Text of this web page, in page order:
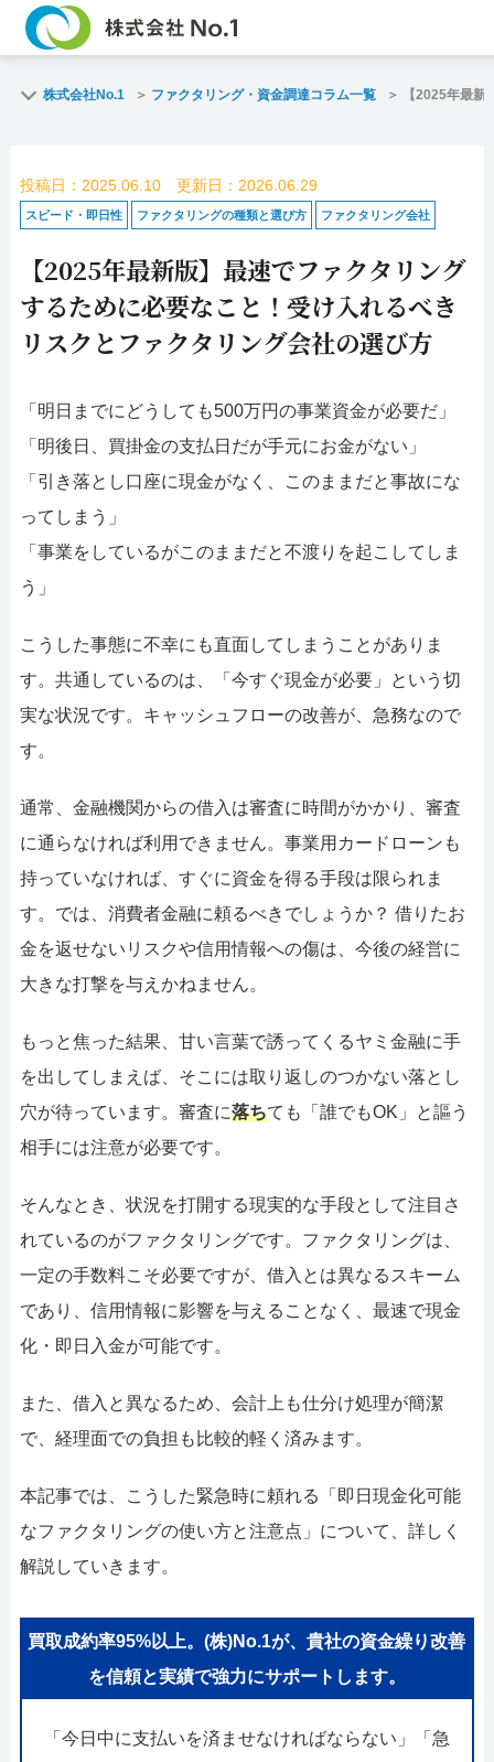
ファクタリン
よくある質問 ファクタリン
企業情報 お問い合わせ
名古屋支店HP 福岡支店HP
お問合せ
査定依頼
052-414-4107
おすすめ記事
ファクタリングで通りやすい会
株式会社No.1 ファクタリング・資金調達コラム一覧 【2025年最
投稿日：2025.06.10 更新日：2026.06.29
スピード・即日性 ファクタリングの種類と選び方 ファクタリング会社
【2025年最新版】最速でファクタリング
するために必要なこと！受け入れるべき
リスクとファクタリング会社の選び方
「明日までにどうしても500万円の事業資金が必要だ」
「明後日、買掛金の支払日だが手元にお金がない」
「引き落とし口座に現金がなく、このままだと事故にな
ってしまう」
「事業をしているがこのままだと不渡りを起こしてしま
う」
こうした事態に不幸にも直面してしまうことがありま
す。共通しているのは、「今すぐ現金が必要」という切
実な状況です。キャッシュフローの改善が、急務なので
す。
通常、金融機関からの借入は審査に時間がかかり、審査
に通らなければ利用できません。事業用カードローンも
持っていなければ、すぐに資金を得る手段は限られま
す。では、消費者金融に頼るべきでしょうか？ 借りたお
金を返せないリスクや信用情報への傷は、今後の経営に
大きな打撃を与えかねません。
もっと焦った結果、甘い言葉で誘ってくるヤミ金融に手
を出してしまえば、そこには取り返しのつかない落とし
穴が待っています。審査に落ちても「誰でもOK」と謳う
相手には注意が必要です。
そんなとき、状況を打開する現実的な手段として注目さ
れているのがファクタリングです。ファクタリングは、
一定の手数料こそ必要ですが、借入とは異なるスキーム
であり、信用情報に影響を与えることなく、最速で現金
化・即日入金が可能です。
また、借入と異なるため、会計上も仕分け処理が簡潔
で、経理面での負担も比較的軽く済みます。
本記事では、こうした緊急時に頼れる「即日現金化可能
なファクタリングの使い方と注意点」について、詳しく
解説していきます。
買取成約率95%以上。(株)No.1が、貴社の資金繰り改善
を信頼と実績で強力にサポートします。
「今日中に支払いを済ませなければならない」「急